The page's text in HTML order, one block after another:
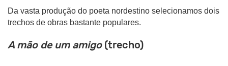
Da vasta produção do poeta nordestino selecionamos dois
trechos de obras bastante populares.
A mão de um amigo(trecho)